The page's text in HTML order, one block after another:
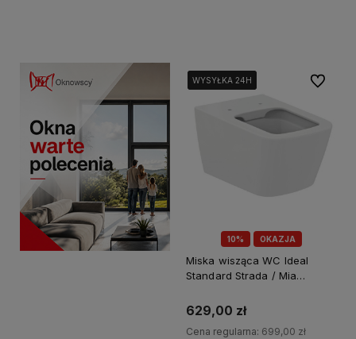
10% OKAZJA
WYSYŁKA 24H
WYSYŁKA 24H
WYSYŁKA 24H
Miska wisząca WC Ideal
Standard Strada / Mia
629,00 zł
Cena regularna: 699,00 zł
Do